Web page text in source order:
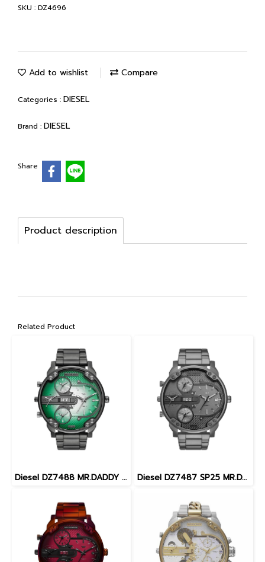
SKU : DZ4696
Add to wishlist Compare
Categories : DIESEL
Brand : DIESEL
Share
Product description
Related Product
Diesel DZ7488 MR.DADDY SLIM MEN 54MM นาฬิกาข้อมือ นาฬิกา ผู้ชาย Diesel DZ7487 SP25 MR.DADDY SLIM MEN 54MM นาฬิกาข้อมือ นาฬิกา ผู้ชาย